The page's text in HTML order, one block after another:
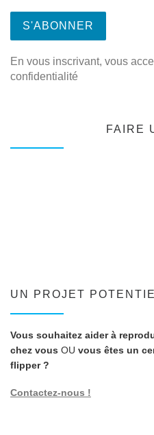
En vous inscrivant, vous
confidentialité
FAIRE
UN PROJET
Vous souhaitez aider à
chez vous OU vous êtes un
flipper ?
Contactez-nous !